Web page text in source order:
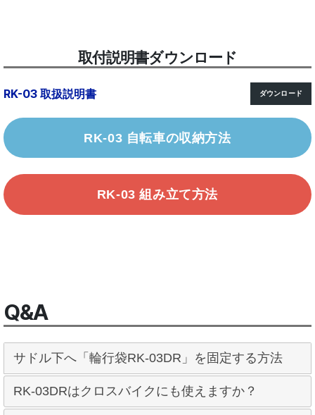
取付説明書ダウンロード
RK-03 取扱説明書 ダウンロード
RK-03 自転車の収納方法
RK-03 組み立て方法
Q&A
サドル下へ「輪行袋RK-03DR」を固定する方法
RK-03DRはクロスバイクにも使えますか？